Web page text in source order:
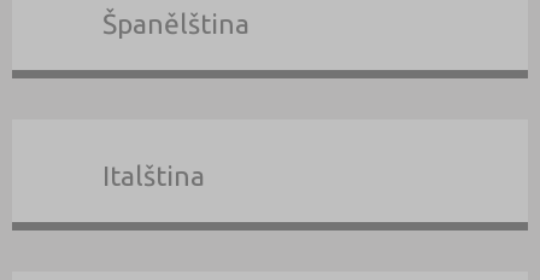
Španělština
Italština